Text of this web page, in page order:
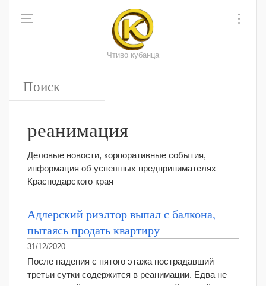
Чтиво кубанца
реанимация
Деловые новости, корпоративные события,
информация об успешных предпринимателях
Краснодарского края
Адлерский риэлтор выпал с балкона,
пытаясь продать квартиру
31/12/2020
После падения с пятого этажа пострадавший
третьи сутки содержится в реанимации. Едва не